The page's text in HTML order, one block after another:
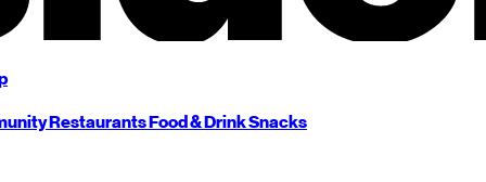
RestaurantsFood & DrinkSnacks